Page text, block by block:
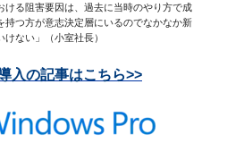
ける阻害要因は、過去に当時のやり方で成
持つ方が意志決定層にいるのでなかなか新
ない」（小室社長）
入の記事はこちら>>